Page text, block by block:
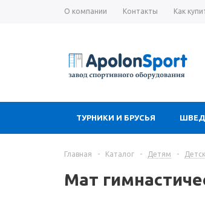
О компании Контакты Как
ТУРНИКИ И БРУСЬЯ
Главная - Каталог - Детям -
Мат